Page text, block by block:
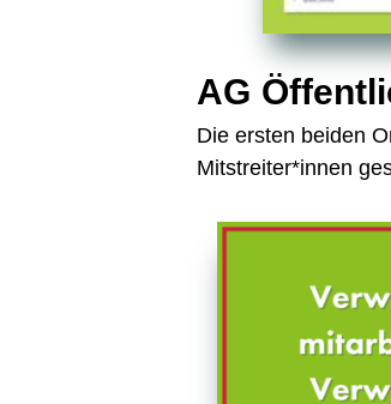
AG
Die ersten beiden
Mitstreiter*innen